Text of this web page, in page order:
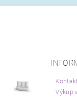
Výkup